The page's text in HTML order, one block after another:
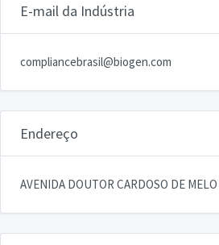
E-mail da Indústria
compliancebrasil@biogen.com
Endereço
AVENIDA DOUTOR CARDOSO DE MELO